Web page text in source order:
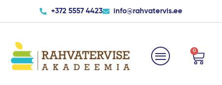
to
+372 5557 4423 info@rahvatervis.ee
0
Cart